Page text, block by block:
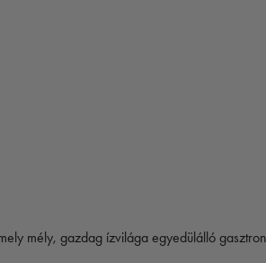
mély, gazdag ízvilága egyedülálló